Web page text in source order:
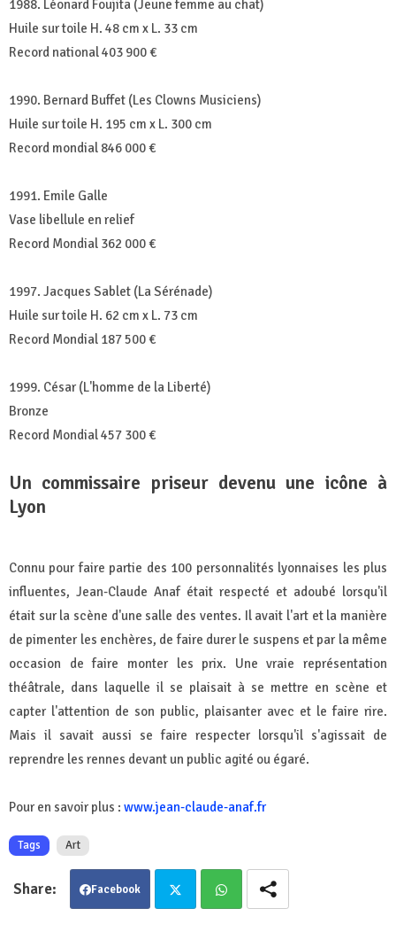
1988. Léonard Foujita (Jeune femme au chat)
Huile sur toile H. 48 cm x L. 33 cm
Record national 403 900 €
1990. Bernard Buffet (Les Clowns Musiciens)
Huile sur toile H. 195 cm x L. 300 cm
Record mondial 846 000 €
1991. Emile Galle
Vase libellule en relief
Record Mondial 362 000 €
1997. Jacques Sablet (La Sérénade)
Huile sur toile H. 62 cm x L. 73 cm
Record Mondial 187 500 €
1999. César (L'homme de la Liberté)
Bronze
Record Mondial 457 300 €
Un commissaire priseur devenu une icône à
Lyon
Connu pour faire partie des 100 personnalités lyonnaises les plus
influentes, Jean-Claude Anaf était respecté et adoubé lorsqu'il
était sur la scène d'une salle des ventes. Il avait l'art et la manière
de pimenter les enchères, de faire durer le suspens et par la même
occasion de faire monter les prix. Une vraie représentation
théâtrale, dans laquelle il se plaisait à se mettre en scène et
capter l'attention de son public, plaisanter avec et le faire rire.
Mais il savait aussi se faire respecter lorsqu'il s'agissait de
reprendre les rennes devant un public agité ou égaré.
Pour en savoir plus : www.jean-claude-anaf.fr
Tags Art
Facebook